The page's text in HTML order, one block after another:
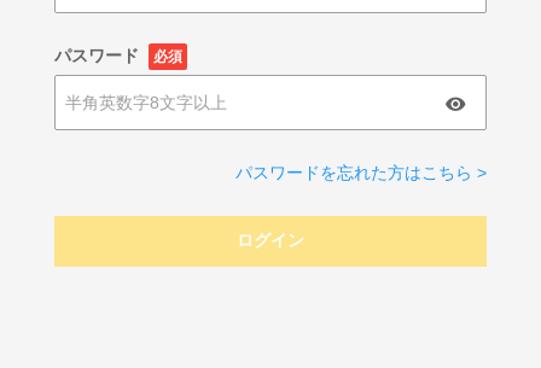
パスワード 必須
パスワードを忘れた方はこちら >
ログイン